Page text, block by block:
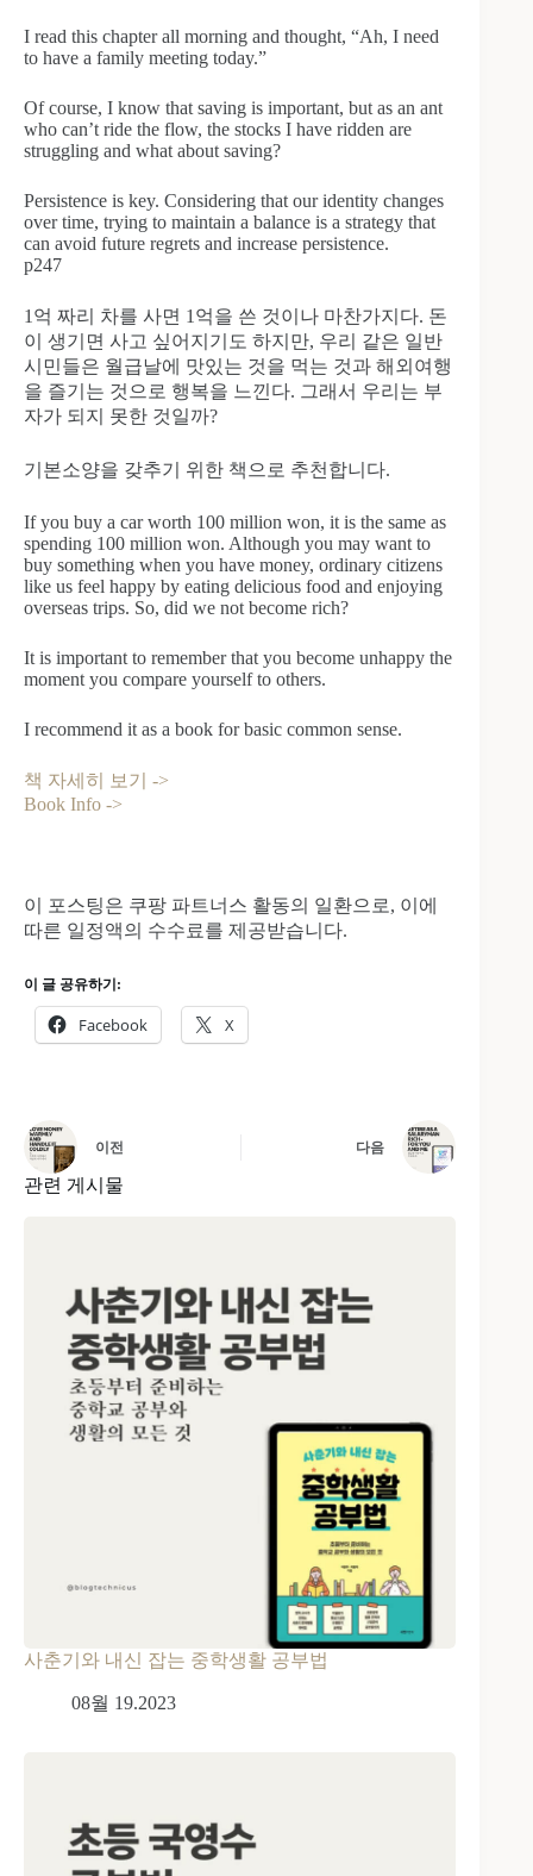
I read this chapter all morning and thought, “Ah, I need
to have a family meeting today.”
Of course, I know that saving is important, but as an ant
who can’t ride the flow, the stocks I have ridden are
struggling and what about saving?
Persistence is key. Considering that our identity changes
over time, trying to maintain a balance is a strategy that
can avoid future regrets and increase persistence.
p247
1억 짜리 차를 사면 1억을 쓴 것이나 마찬가지다. 돈
이 생기면 사고 싶어지기도 하지만, 우리 같은 일반
시민들은 월급날에 맛있는 것을 먹는 것과 해외여행
을 즐기는 것으로 행복을 느낀다. 그래서 우리는 부
자가 되지 못한 것일까?
기본소양을 갖추기 위한 책으로 추천합니다.
If you buy a car worth 100 million won, it is the same as
spending 100 million won. Although you may want to
buy something when you have money, ordinary citizens
like us feel happy by eating delicious food and enjoying
overseas trips. So, did we not become rich?
It is important to remember that you become unhappy the
moment you compare yourself to others.
I recommend it as a book for basic common sense.
책 자세히 보기 ->
Book Info ->
이 포스팅은 쿠팡 파트너스 활동의 일환으로, 이에
따른 일정액의 수수료를 제공받습니다.
이 글 공유하기:
Facebook X
이전 다음
관련 게시물
사춘기와 내신 잡는 중학생활 공부법
08월 19.2023